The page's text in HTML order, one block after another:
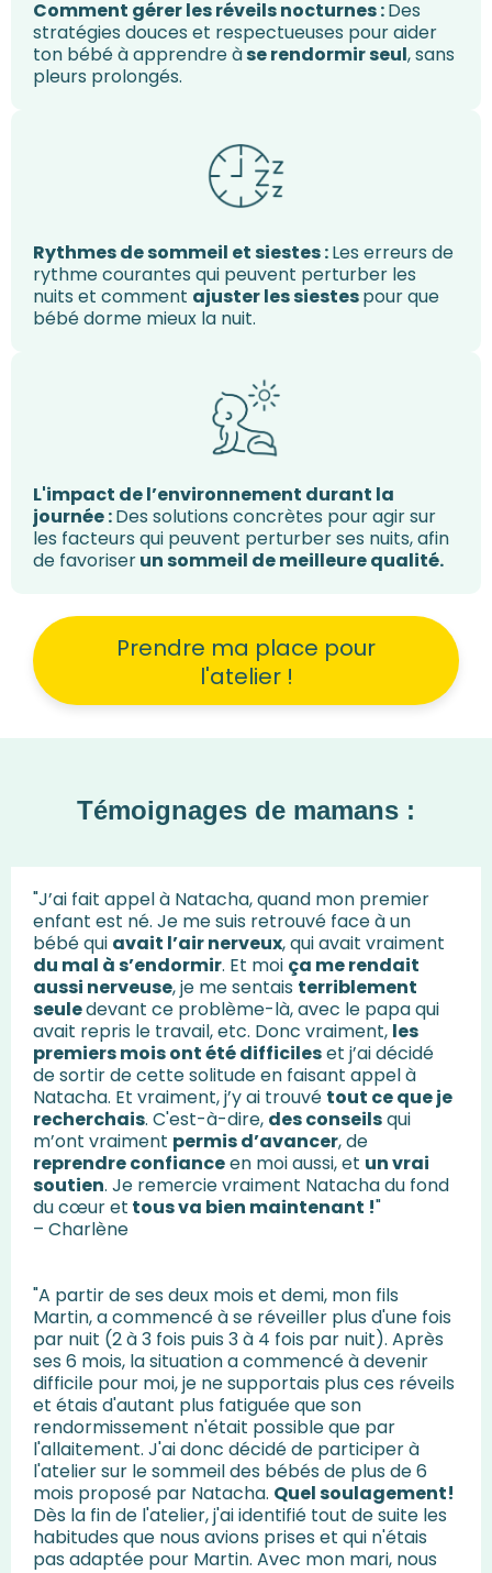
Comment gérer les réveils nocturnes :Des
stratégies douces et respectueuses pour aider
ton bébé à apprendre àse rendormir seul, sans
pleurs prolongés.
Rythmes de sommeil et siestes :Les erreurs de
rythme courantes qui peuvent perturber les
nuits et comment ajuster les siestespour que
bébé dorme mieux la nuit.
L'impact de l’environnement durant la
journée :Des solutions concrètes pour agir sur
les facteurs qui peuvent perturber ses nuits, afin
de favoriserun sommeil de meilleure qualité.
Prendre ma place pour
l'atelier !
Témoignages de mamans :
"J’ai fait appel à Natacha, quand mon premier
enfant est né. Je me suis retrouvé face à un
bébé qui avait l’air nerveux, qui avait vraiment
du mal à s’endormir. Et moi ça me rendait
aussi nerveuse, je me sentais terriblement
seuledevant ce problème-là, avec le papa qui
avait repris le travail, etc. Donc vraiment, les
premiers mois ont été difficileset j’ai décidé
de sortir de cette solitude en faisant appel à
Natacha. Et vraiment, j’y ai trouvé tout ce que je
recherchais. C'est-à-dire, des conseilsqui
m’ont vraiment permis d’avancer, de
reprendre confianceen moi aussi, et un vrai
soutien. Je remercie vraiment Natacha du fond
du cœur et tous va bien maintenant !"
– Charlène
"A partir de ses deux mois et demi, mon fils
Martin, a commencé à se réveiller plus d'une fois
par nuit (2 à 3 fois puis 3 à 4 fois par nuit). Après
ses 6 mois, la situation a commencé à devenir
difficile pour moi, je ne supportais plus ces réveils
et étais d'autant plus fatiguée que son
rendormissement n'était possible que par
l'allaitement. J'ai donc décidé de participer à
l'atelier sur le sommeil des bébés de plus de 6
mois proposé par Natacha. Quel soulagement!
Dès la fin de l'atelier, j'ai identifié tout de suite les
habitudes que nous avions prises et qui n'étais
pas adaptée pour Martin. Avec mon mari, nous